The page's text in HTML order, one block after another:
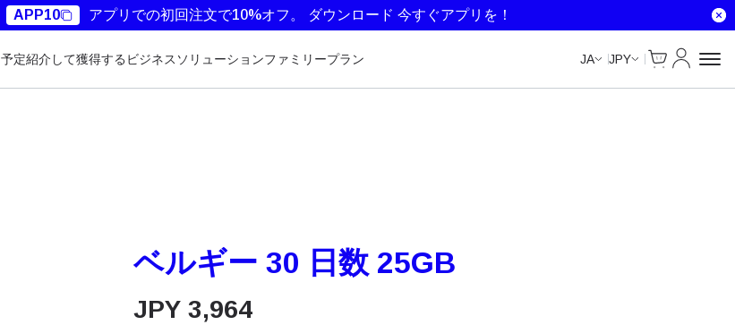
APP10 アプリでの初回注文で10%オフ。 ダウンロード 今すぐアプリを！
予定紹介して獲得する ビジネスソリューションファミリープラン JA JPY
Cart
マイアカ
ベルギー 30 日数 25GB
JPY 3,964